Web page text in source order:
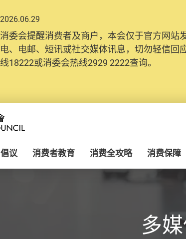
2026.06.29
消委会提醒消费者及商户，本会仅于官方网
电、电邮、短讯或社交媒体讯息，切勿轻信
线18222或消委会热线2929 2222查询。
倡议 消费者教育 消费全攻略 消费保障
多